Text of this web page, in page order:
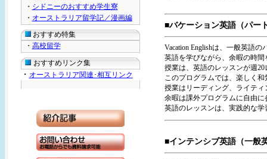
・ シドニーのおすすめ学生寮
・ オーストラリア留学記／漫画編
おすすめ特集
・ 高校留学
おすすめリンク集
・ オーストラリア関連･相互リンク
■バケーション英語（パー
Vacation Englishは、一般英語
英語を学びながら、余暇の時
授業は、英語のレッスンが週
このプログラムでは、楽しく
授業はリーディング、ライテ
余暇は課外プログラムに自由に
英語のレッスンは、実践的な
■インテンシブ英語（一般